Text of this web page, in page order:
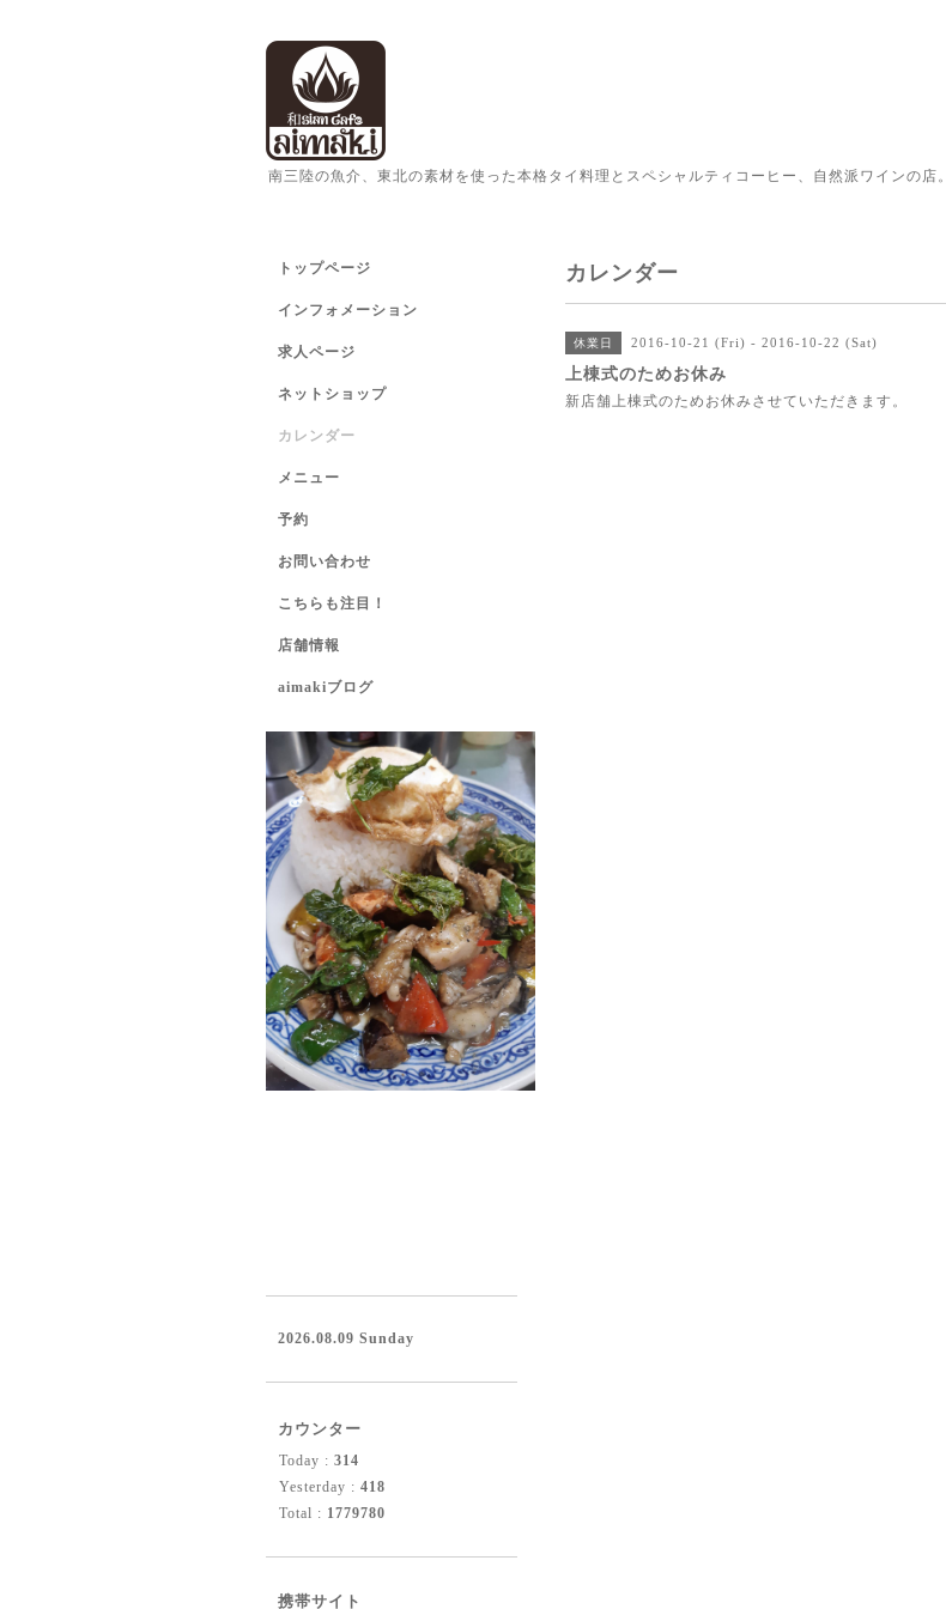
南三陸の魚介、東北の素材を使った本格タイ料理とスペシャルティコーヒー、自然派ワインの店。
カレンダー
休業日 2016-10-21 (Fri) - 2016-10-22 (Sat)
上棟式のためお休み
新店舗上棟式のためお休みさせていただきます。
トップページ
インフォメーション
求人ページ
ネットショップ
カレンダー
メニュー
予約
お問い合わせ
こちらも注目！
店舗情報
aimakiブログ
2026.08.09 Sunday
カウンター
Today : 314
Yesterday : 418
Total : 1779780
携帯サイト